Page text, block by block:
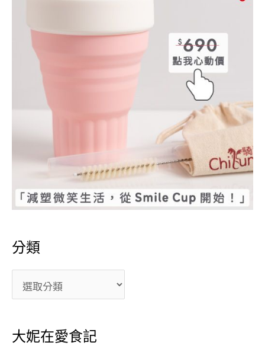
分類
大妮在愛食記